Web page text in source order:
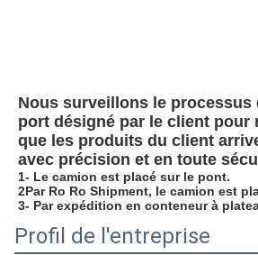
Nous surveillons le processus
port désigné par le client pour
que les produits du client
avec précision et en toute
1- Le camion est placé sur le pont.
2Par Ro Ro Shipment, le camion est
3- Par expédition en conteneur à
Profil de l'entreprise